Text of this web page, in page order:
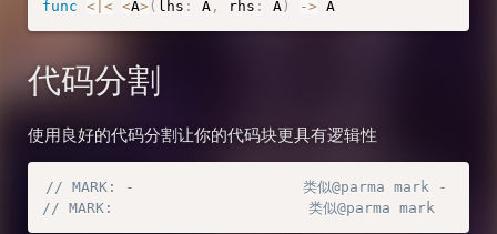
func < < <A>( lhs : A , rhs : A ) -> A
代码分割
使用良好的代码分割让你的代码块更具有逻辑性
// MARK: -                   类似@parma mark -
// MARK:                      类似@parma mark